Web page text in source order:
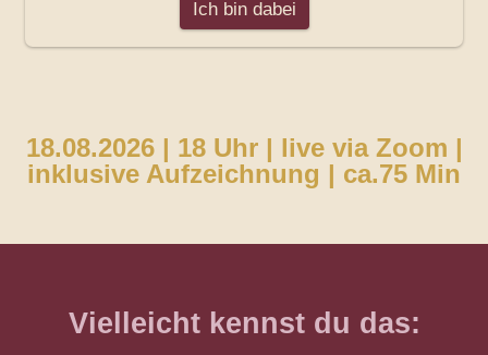
18.08.2026 | 18 Uhr | live via Zoom |
inklusive Aufzeichnung | ca.75 Min
Vielleicht kennst du das: